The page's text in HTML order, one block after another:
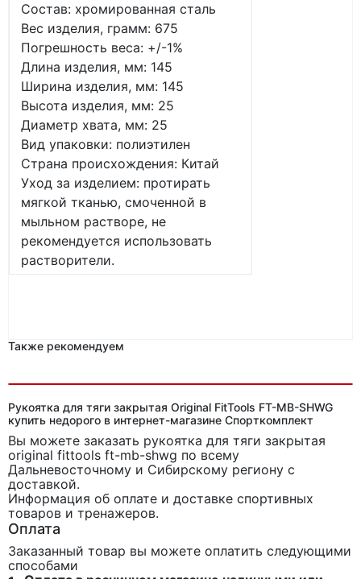
Состав: хромированная сталь
Вес изделия, грамм: 675
Погрешность веса: +/-1%
Длина изделия, мм: 145
Ширина изделия, мм: 145
Высота изделия, мм: 25
Диаметр хвата, мм: 25
Вид упаковки: полиэтилен
Страна происхождения: Китай
Уход за изделием: протирать
мягкой тканью, смоченной в
мыльном растворе, не
рекомендуется использовать
растворители.
Также рекомендуем
Рукоятка для тяги закрытая Original FitTools FT-MB-SHWG
купить недорого в интернет-магазине Спорткомплект
Вы можете заказать рукоятка для тяги закрытая
original fittools ft-mb-shwg по всему
Дальневосточному и Сибирскому региону с
доставкой.
Информация об оплате и доставке спортивных
товаров и тренажеров.
Оплата
Заказанный товар вы можете оплатить следующими
способами